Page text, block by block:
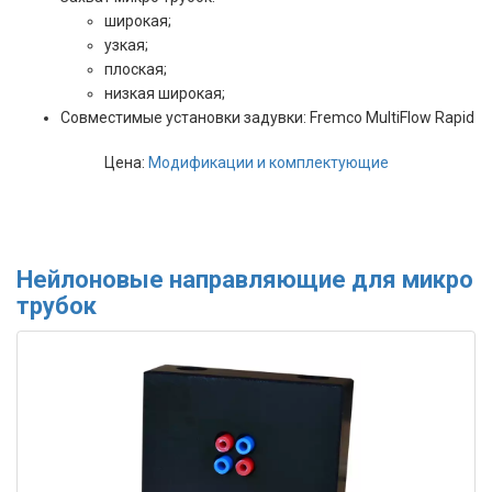
широкая;
узкая;
плоская;
низкая широкая;
Совместимые установки задувки: Fremco MultiFlow Rapid
Цена: Модификации и комплектующие
Нейлоновые направляющие для микро
трубок